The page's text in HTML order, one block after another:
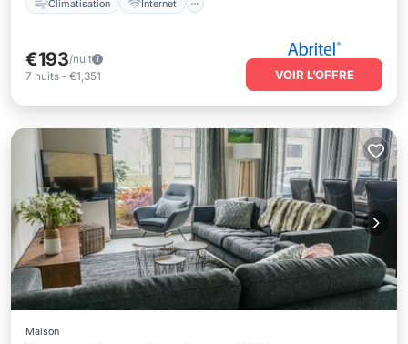
Climatisation Internet
€193/nuit
7 nuits - €1,351 VOIR L’OFFRE
Maison